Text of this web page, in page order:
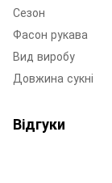
Сезон
Фасон рукава
Вид виробу
Довжина сукні
Відгуки